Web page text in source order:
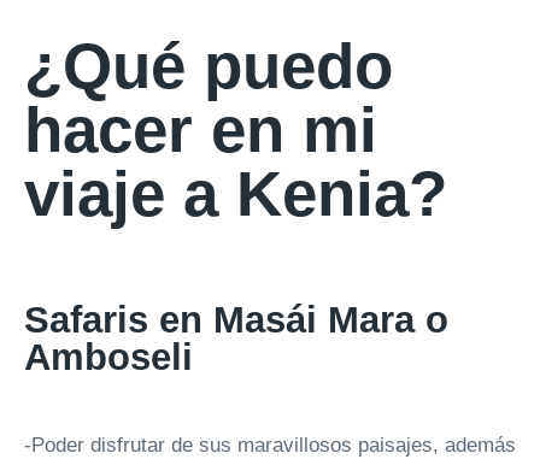
¿Qué puedo
hacer en mi
viaje a Kenia?
Safaris en Masái Mara o
Amboseli
-Poder disfrutar de sus maravillosos paisajes, además